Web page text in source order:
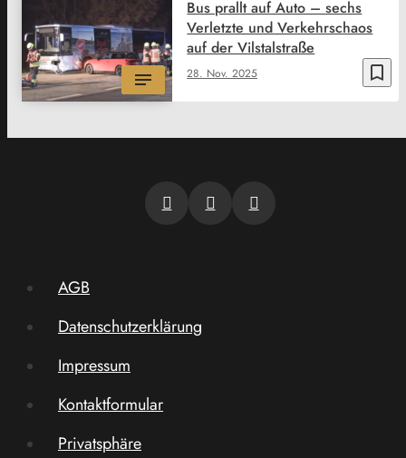
bookmark_border
28. Nov. 2025
Bus prallt auf Auto – sechs
Verletzte und Verkehrschaos
auf der Vilstalstraße
AGB
Datenschutzerklärung
Impressum
Kontaktformular
Privatsphäre